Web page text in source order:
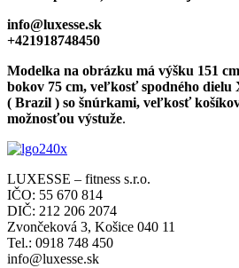
info@luxesse.sk
+421918748450
Modelka na obrázku má výšku 151
bokov 75 cm, veľkosť spodného dielu
( Brazil ) so šnúrkami, veľkosť
možnosťou výstuže.
LUXESSE – fitness s.r.o.
IČO: 55 670 814
DIČ: 212 206 2074
Zvončeková 3, Košice 040 11
Tel.: 0918 748 450
info@luxesse.sk